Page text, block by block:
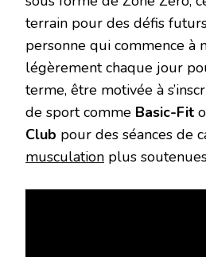
terrain pour des défis
personne qui commence à
légèrement chaque jour
terme, être motivée à
de sport comme Basic-Fit
Club pour des séances de
musculation plus